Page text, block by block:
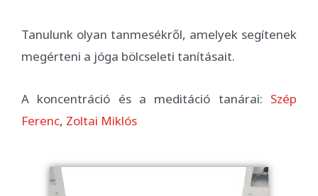
Tanulunk olyan tanmesékről, amelyek segítenek
megérteni a jóga bölcseleti tanításait.
A koncentráció és a meditáció tanárai: Szép
Ferenc, Zoltai Miklós